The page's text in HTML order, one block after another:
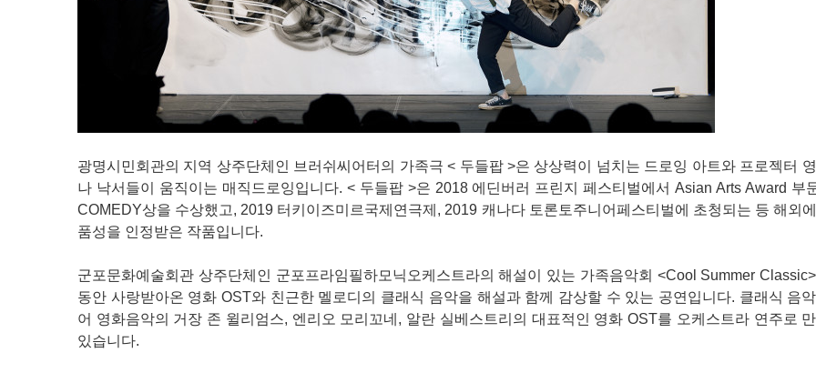
광명시민회관의 지역 상주단체인 브러쉬씨어터의 가족극 < 두들팝 >은 상상력이 넘치는 드로잉 아트와 프로젝터
나 낙서들이 움직이는 매직드로잉입니다. < 두들팝 >은 2018 에딘버러 프린지 페스티벌에서 Asian Arts Award 부
COMEDY상을 수상했고, 2019 터키이즈미르국제연극제, 2019 캐나다 토론토주니어페스티벌에 초청되는 등 해외
품성을 인정받은 작품입니다.
군포문화예술회관 상주단체인 군포프라임필하모닉오케스트라의 해설이 있는 가족음악회 <Cool Summer
동안 사랑받아온 영화 OST와 친근한 멜로디의 클래식 음악을 해설과 함께 감상할 수 있는 공연입니다. 클래식 음
어 영화음악의 거장 존 윌리엄스, 엔리오 모리꼬네, 알란 실베스트리의 대표적인 영화 OST를 오케스트라 연주로
있습니다.